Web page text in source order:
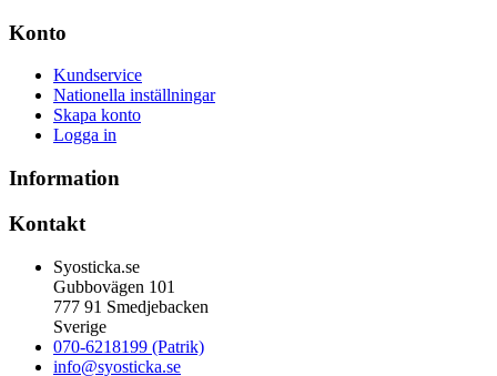
Konto
Kundservice
Nationella inställningar
Skapa konto
Logga in
Information
Kontakt
Syosticka.se
Gubbovägen 101
777 91 Smedjebacken
Sverige
070-6218199 (Patrik)
info@syosticka.se